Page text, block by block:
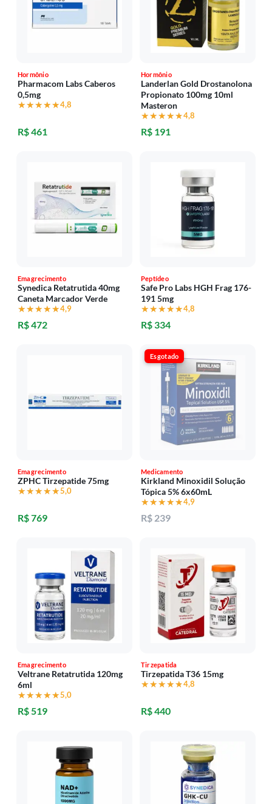
Hormônio
Pharmacom Labs Caberos
0,5mg
★★★★★
★★★★★4,8
R$ 461
Hormônio
Landerlan Gold Drostanolona
Propionato 100mg 10ml
Masteron
★★★★★
★★★★★4,8
R$ 191
Emagrecimento
Synedica Retatrutida 40mg
Caneta Marcador Verde
★★★★★
★★★★★4,9
R$ 472
Peptídeo
Safe Pro Labs HGH Frag 176-
191 5mg
★★★★★
★★★★★4,8
R$ 334
Emagrecimento
ZPHC Tirzepatide 75mg
★★★★★
★★★★★5,0
R$ 769
Esgotado
Medicamento
Kirkland Minoxidil Solução
Tópica 5% 6x60mL
★★★★★
★★★★★4,9
R$ 239
Emagrecimento
Veltrane Retatrutida 120mg
6ml
★★★★★
★★★★★5,0
R$ 519
Tirzepatida
Tirzepatida T36 15mg
★★★★★
★★★★★4,8
R$ 440